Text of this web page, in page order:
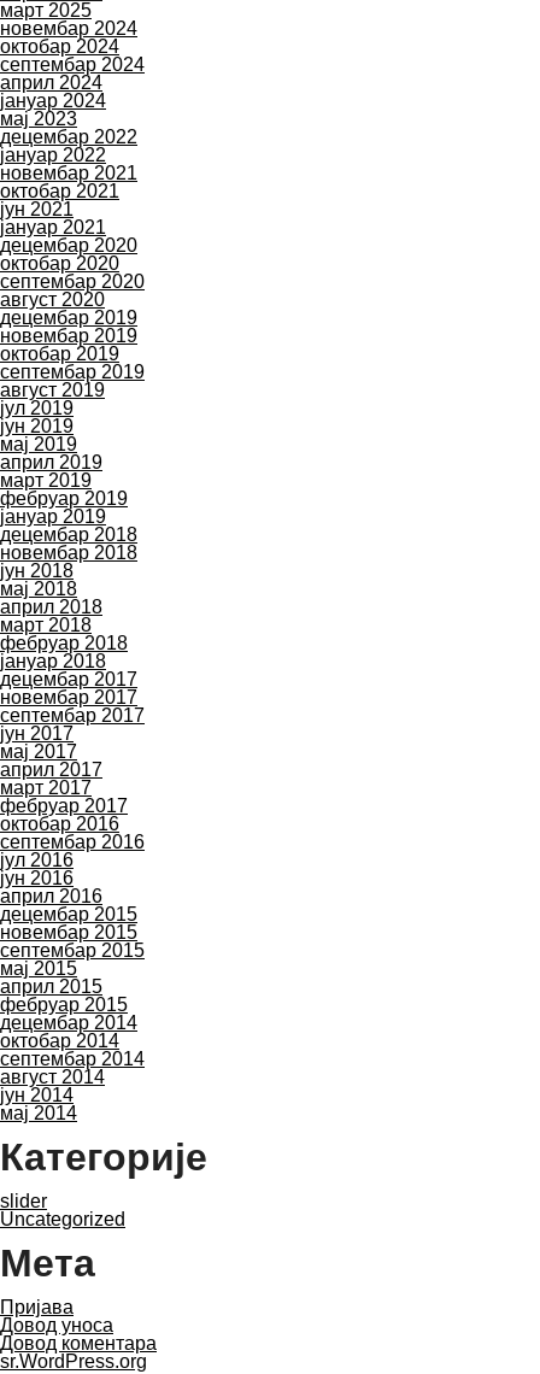
март 2025
новембар 2024
октобар 2024
септембар 2024
април 2024
јануар 2024
мај 2023
децембар 2022
јануар 2022
новембар 2021
октобар 2021
јун 2021
јануар 2021
децембар 2020
октобар 2020
септембар 2020
август 2020
децембар 2019
новембар 2019
октобар 2019
септембар 2019
август 2019
јул 2019
јун 2019
мај 2019
април 2019
март 2019
фебруар 2019
јануар 2019
децембар 2018
новембар 2018
јун 2018
мај 2018
април 2018
март 2018
фебруар 2018
јануар 2018
децембар 2017
новембар 2017
септембар 2017
јун 2017
мај 2017
април 2017
март 2017
фебруар 2017
октобар 2016
септембар 2016
јул 2016
јун 2016
април 2016
децембар 2015
новембар 2015
септембар 2015
мај 2015
април 2015
фебруар 2015
децембар 2014
октобар 2014
септембар 2014
август 2014
јун 2014
мај 2014
Категорије
slider
Uncategorized
Мета
Пријава
Довод уноса
Довод коментара
sr.WordPress.org